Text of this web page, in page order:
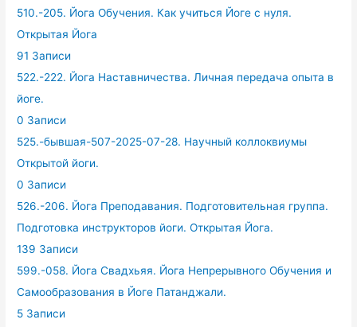
510.-205. Йога Обучения. Как учиться Йоге с нуля.
Открытая Йога
91 Записи
522.-222. Йога Наставничества. Личная передача опыта в
йоге.
0 Записи
525.-бывшая-507-2025-07-28. Научный коллоквиумы
Открытой йоги.
0 Записи
526.-206. Йога Преподавания. Подготовительная группа.
Подготовка инструкторов йоги. Открытая Йога.
139 Записи
599.-058. Йога Свадхьяя. Йога Непрерывного Обучения и
Самообразования в Йоге Патанджали.
5 Записи